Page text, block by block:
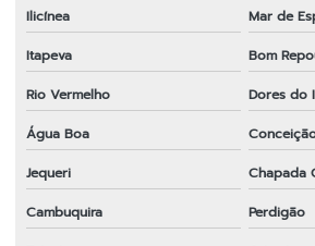
Ilicínea
Mar de
Itapeva
Bom
Rio Vermelho
Dores do
Água Boa
Jequeri
Chapada
Cambuquira
Perdigão